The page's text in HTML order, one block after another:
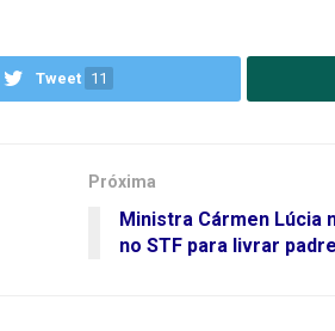
Tweet 11
Próxima
Ministra Cármen Lúcia
no STF para livrar